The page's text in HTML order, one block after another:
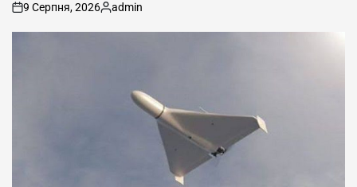
on
9 Серпня, 2026
Опубліковано
admin